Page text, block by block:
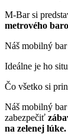
M-Bar si
metrového
Náš mobilný
Ideálne je ho
Čo všetko si
Náš mobilný
zabezpečiť
na zelenej lúke.